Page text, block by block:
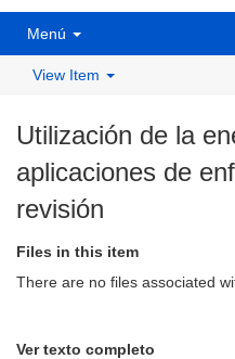
Menú
View Item
Utilización de la
aplicaciones de
revisión
Files in this item
There are no files associated
Ver texto completo